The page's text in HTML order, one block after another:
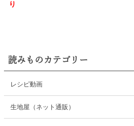
読みものカテゴリー
レシピ動画
生地屋（ネット通販）